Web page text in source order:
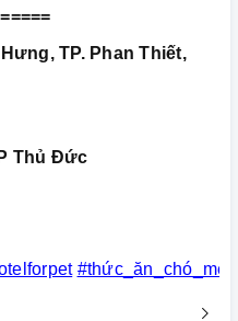
TP. Phan Thiết,
Thủ Đức
#thức_ăn_chó_mèo